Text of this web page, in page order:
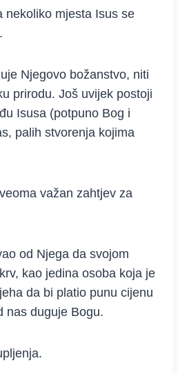
nekoliko mjesta Isus se
Njegovo božanstvo, niti
prirodu. Još uvijek postoji
Isusa (potpuno Bog i
palih stvorenja kojima
važan zahtjev za
od Njega da svojom
kao jedina osoba koja je
da bi platio punu cijenu
nas duguje Bogu.